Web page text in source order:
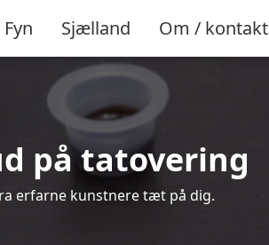
Fyn Sjælland Om / kontakt
på tatovering
erfarne kunstnere tæt på dig.